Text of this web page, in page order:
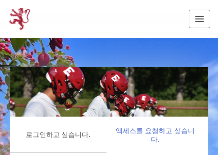
로그인하고 싶습니다.
액세스를 요청하고 싶습니
다.